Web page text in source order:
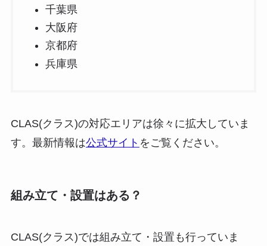
千葉県
大阪府
京都府
兵庫県
CLAS(クラス)の対応エリアは徐々に拡大 していま
す。最新情報は公式サイト をご覧ください。
組み立て・設置はある？
CLAS(クラス)では組み立て・設置も行っていま